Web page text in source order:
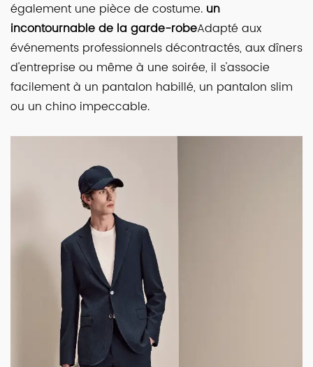
également une pièce de costume. un
incontournable de la garde-robeAdapté aux
événements professionnels décontractés, aux dîners
d'entreprise ou même à une soirée, il s'associe
facilement à un pantalon habillé, un pantalon slim
ou un chino impeccable.